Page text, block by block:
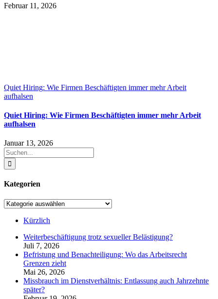
Februar 11, 2026
Quiet Hiring: Wie Firmen Beschäftigten immer mehr Arbeit
aufhalsen
Quiet Hiring: Wie Firmen Beschäftigten immer mehr Arbeit
aufhalsen
Januar 13, 2026
Suche
nach:
Kategorien
Kategorien
Kürzlich
Weiterbeschäftigung trotz sexueller Belästigung?
Juli 7, 2026
Befristung und Benachteiligung: Wo das Arbeitsrecht
Grenzen zieht
Mai 26, 2026
Missbrauch im Dienstverhältnis: Entlassung auch Jahrzehnte
später?